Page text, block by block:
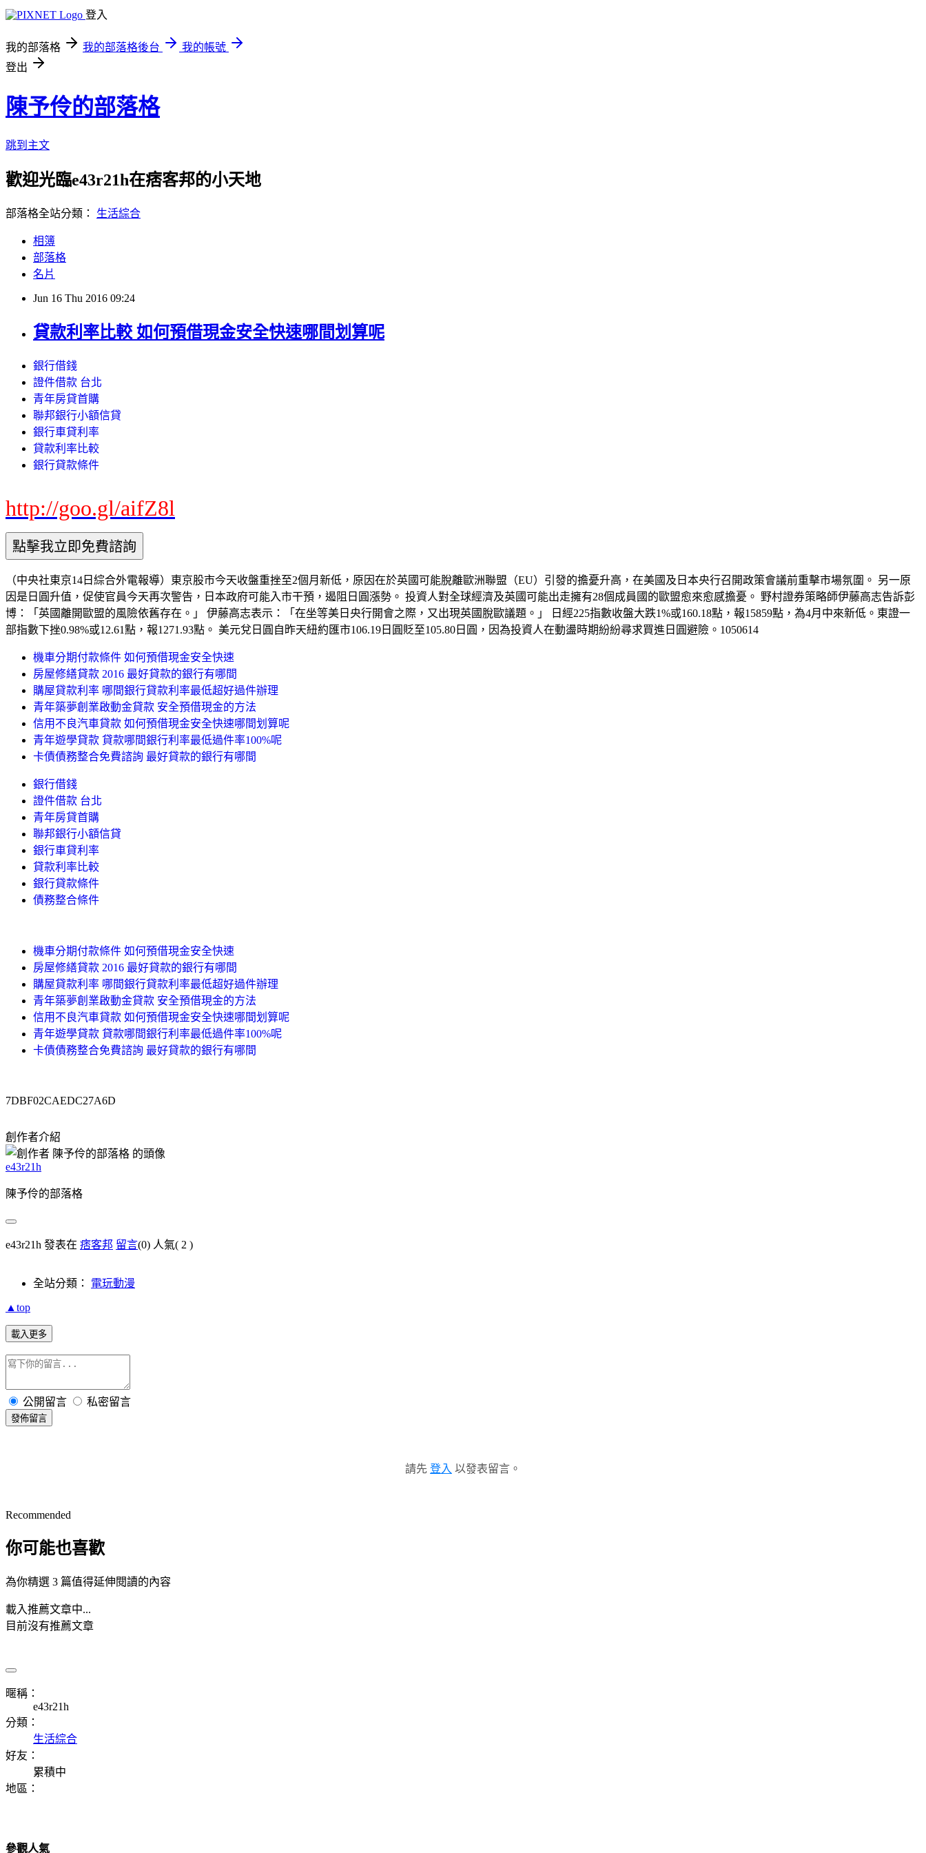
登入
我的部落格 我的部落格後台
我的帳號
登出
陳予伶的部落格
跳到主文
歡迎光臨e43r21h在痞客邦的小天地
部落格全站分類： 生活綜合
相簿
部落格
名片
Jun 16 Thu 2016 09:24
貸款利率比較 如何預借現金安全快速哪間划算呢
銀行借錢
證件借款 台北
青年房貸首購
聯邦銀行小額信貸
銀行車貸利率
貸款利率比較
銀行貸款條件
http://goo.gl/aifZ8l
（中央社東京14日綜合外電報導）東京股市今天收盤重挫至2個月新低，原因在於英國可能脫離歐洲聯盟（EU）引發的擔憂升高，在美國及日本央行召開政策會議前重擊市場氛圍。 另一原
因是日圓升值，促使官員今天再次警告，日本政府可能入市干預，遏阻日圓漲勢。 投資人對全球經濟及英國可能出走擁有28個成員國的歐盟愈來愈感擔憂。 野村證券策略師伊藤高志告訴彭
博：「英國離開歐盟的風險依舊存在。」 伊藤高志表示：「在坐等美日央行開會之際，又出現英國脫歐議題。」 日經225指數收盤大跌1%或160.18點，報15859點，為4月中來新低。東證一
部指數下挫0.98%或12.61點，報1271.93點。 美元兌日圓自昨天紐約匯市106.19日圓貶至105.80日圓，因為投資人在動盪時期紛紛尋求買進日圓避險。1050614
機車分期付款條件 如何預借現金安全快速
房屋修繕貸款 2016 最好貸款的銀行有哪間
購屋貸款利率 哪間銀行貸款利率最低超好過件辦理
青年築夢創業啟動金貸款 安全預借現金的方法
信用不良汽車貸款 如何預借現金安全快速哪間划算呢
青年遊學貸款 貸款哪間銀行利率最低過件率100%呢
卡債債務整合免費諮詢 最好貸款的銀行有哪間
銀行借錢
證件借款 台北
青年房貸首購
聯邦銀行小額信貸
銀行車貸利率
貸款利率比較
銀行貸款條件
債務整合條件
機車分期付款條件 如何預借現金安全快速
房屋修繕貸款 2016 最好貸款的銀行有哪間
購屋貸款利率 哪間銀行貸款利率最低超好過件辦理
青年築夢創業啟動金貸款 安全預借現金的方法
信用不良汽車貸款 如何預借現金安全快速哪間划算呢
青年遊學貸款 貸款哪間銀行利率最低過件率100%呢
卡債債務整合免費諮詢 最好貸款的銀行有哪間
7DBF02CAEDC27A6D
創作者介紹
e43r21h
陳予伶的部落格
e43r21h 發表在 痞客邦 留言(0) 人氣( 2 )
全站分類： 電玩動漫
▲top
載入更多
公開留言 私密留言
發佈留言
請先 登入 以發表留言。
Recommended
你可能也喜歡
為你精選 3 篇值得延伸閱讀的內容
載入推薦文章中...
目前沒有推薦文章
暱稱：
e43r21h
分類：
生活綜合
好友：
累積中
地區：
參觀人氣